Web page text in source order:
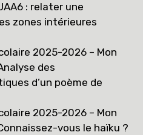
: relater une
zones intérieures
2025-2026 – Mon
des
d’un poème de
2025-2026 – Mon
vous le haïku ?